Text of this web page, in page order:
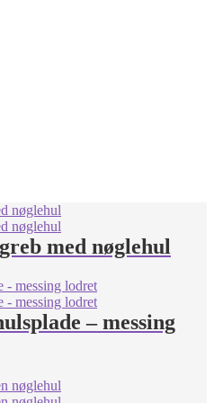
med nøglehul
– messing